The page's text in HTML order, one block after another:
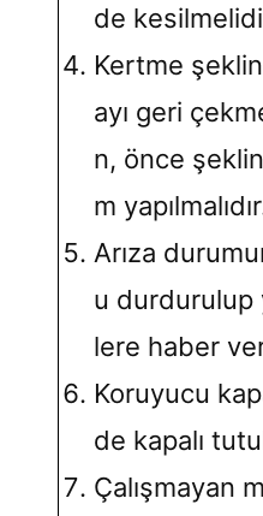
de
Kertme
ayı geri
n, önce
m
Arıza
u durdurulup
lere haber
Koruyucu
de kapalı
Çalışmayan